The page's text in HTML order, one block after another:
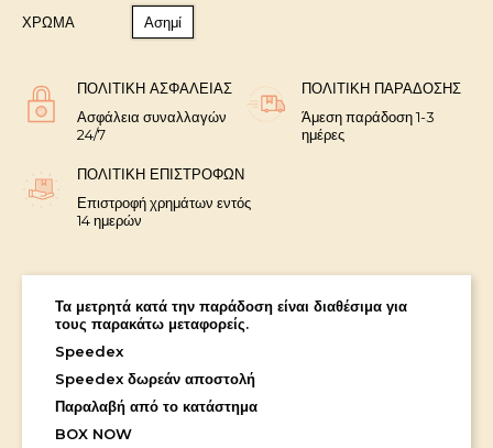
ΧΡΩΜΑ Ασημί
ΠΟΛΙΤΙΚΉ ΑΣΦΑΛΕΊΑΣ
Ασφάλεια συναλλαγών
24/7
ΠΟΛΙΤΙΚΉ ΠΑΡΆΔΟΣΗΣ
Άμεση παράδοση 1-3
ημέρες
ΠΟΛΙΤΙΚΉ ΕΠΙΣΤΡΟΦΏΝ
Επιστροφή χρημάτων εντός
14 ημερών
Τα μετρητά κατά την παράδοση είναι διαθέσιμα για
τους παρακάτω μεταφορείς.
Speedex
Speedex δωρεάν αποστολή
Παραλαβή από το κατάστημα
BOX NOW